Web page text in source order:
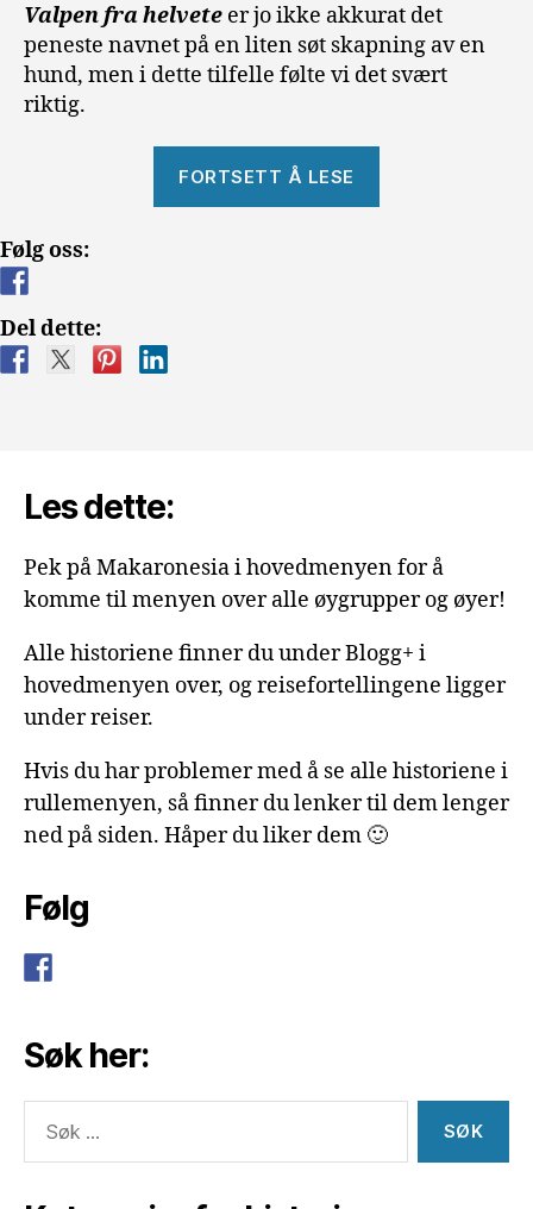
Valpen fra helvete er jo ikke akkurat det
peneste navnet på en liten søt skapning av en
hund, men i dette tilfelle følte vi det svært
riktig.
FORTSETT Å LESE
Følg oss:
Del dette:
Les dette:
Pek på Makaronesia i hovedmenyen for å
komme til menyen over alle øygrupper og øyer!
Alle historiene finner du under Blogg+ i
hovedmenyen over, og reisefortellingene ligger
under reiser.
Hvis du har problemer med å se alle historiene i
rullemenyen, så finner du lenker til dem lenger
ned på siden. Håper du liker dem 🙂
Følg
Søk her:
etter: